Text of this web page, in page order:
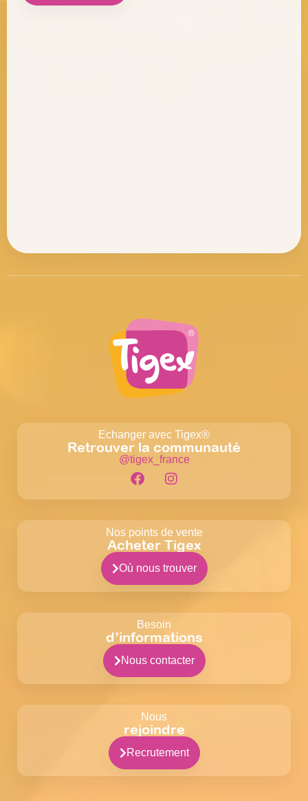
Echanger avec Tigex®
Retrouver la communauté
@tigex_france
Nos points de vente
Acheter Tigex
Où nous trouver
Besoin
d’informations
Nous contacter
Nous
rejoindre
Recrutement